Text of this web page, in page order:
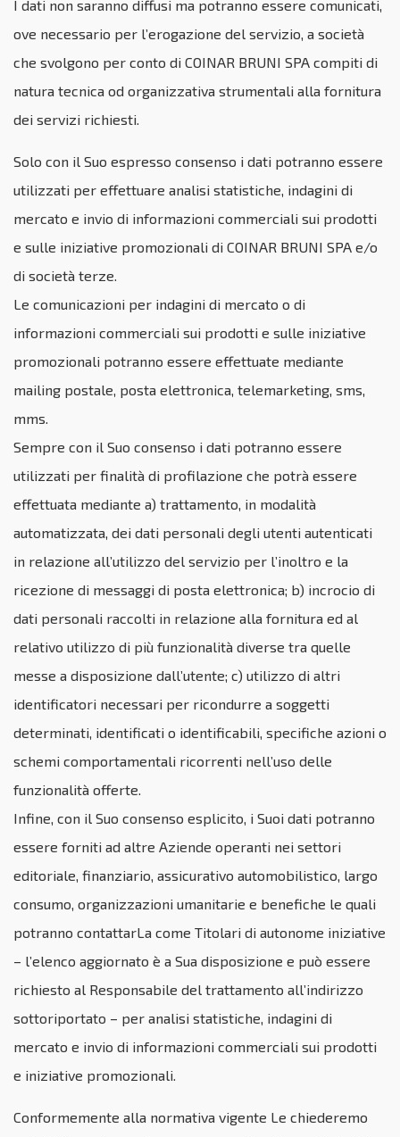
I dati non saranno diffusi ma potranno essere comunicati,
ove necessario per l’erogazione del servizio, a società
che svolgono per conto di COINAR BRUNI SPA compiti di
natura tecnica od organizzativa strumentali alla fornitura
dei servizi richiesti.
Solo con il Suo espresso consenso i dati potranno essere
utilizzati per effettuare analisi statistiche, indagini di
mercato e invio di informazioni commerciali sui prodotti
e sulle iniziative promozionali di COINAR BRUNI SPA e/o
di società terze.
Le comunicazioni per indagini di mercato o di
informazioni commerciali sui prodotti e sulle iniziative
promozionali potranno essere effettuate mediante
mailing postale, posta elettronica, telemarketing, sms,
mms.
Sempre con il Suo consenso i dati potranno essere
utilizzati per finalità di profilazione che potrà essere
effettuata mediante a) trattamento, in modalità
automatizzata, dei dati personali degli utenti autenticati
in relazione all’utilizzo del servizio per l’inoltro e la
ricezione di messaggi di posta elettronica; b) incrocio di
dati personali raccolti in relazione alla fornitura ed al
relativo utilizzo di più funzionalità diverse tra quelle
messe a disposizione dall’utente; c) utilizzo di altri
identificatori necessari per ricondurre a soggetti
determinati, identificati o identificabili, specifiche azioni o
schemi comportamentali ricorrenti nell’uso delle
funzionalità offerte.
Infine, con il Suo consenso esplicito, i Suoi dati potranno
essere forniti ad altre Aziende operanti nei settori
editoriale, finanziario, assicurativo automobilistico, largo
consumo, organizzazioni umanitarie e benefiche le quali
potranno contattarLa come Titolari di autonome iniziative
– l’elenco aggiornato è a Sua disposizione e può essere
richiesto al Responsabile del trattamento all’indirizzo
sottoriportato – per analisi statistiche, indagini di
mercato e invio di informazioni commerciali sui prodotti
e iniziative promozionali.
Conformemente alla normativa vigente Le chiederemo